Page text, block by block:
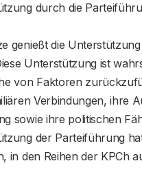
durch die
genießt die
Unterstützung ist
von Faktoren
Verbindungen, ihre
sowie ihre politischen
der Parteiführung
in den Reihen der KPCh